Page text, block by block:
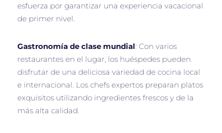
esfuerza por garantizar una experiencia vacacional
de primer nivel.
Gastronomía de clase mundial: Con varios
restaurantes en el lugar, los huéspedes pueden
disfrutar de una deliciosa variedad de cocina local
e internacional. Los chefs expertos preparan platos
exquisitos utilizando ingredientes frescos y de la
más alta calidad.